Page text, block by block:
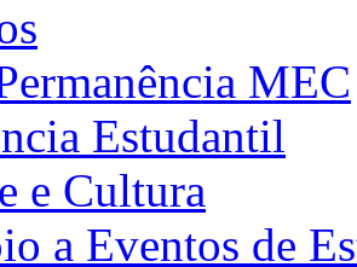
MEC
Estudantil
e Cultura
a Eventos de